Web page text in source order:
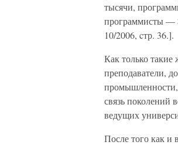
тысячи,
программисты —
10/2006, cтр. 36.].
Как только
преподаватели,
промышленности,
связь поколений
ведущих
После того как и